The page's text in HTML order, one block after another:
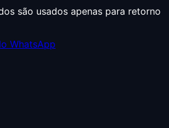
são usados apenas para retorno
WhatsApp